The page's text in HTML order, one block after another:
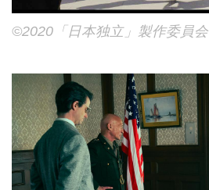
©2020「日本独立」製作委員会